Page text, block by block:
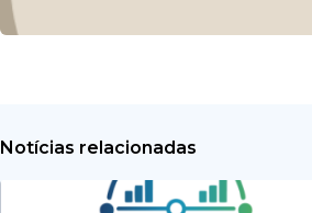
Notícias relacionadas